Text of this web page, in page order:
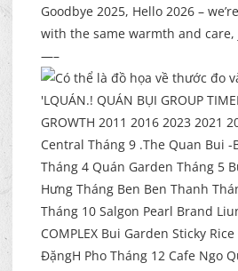
Goodbye 2025, Hello 2026 –
with the same warmth and care,
—–